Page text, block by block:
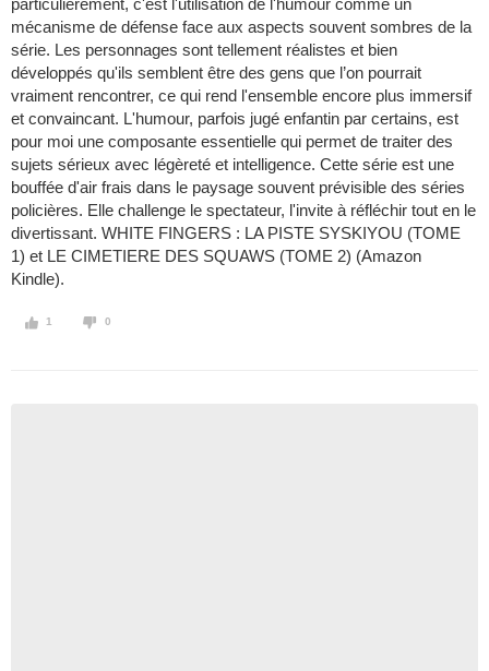
particulièrement, c'est l'utilisation de l'humour comme un
mécanisme de défense face aux aspects souvent sombres de la
série. Les personnages sont tellement réalistes et bien
développés qu'ils semblent être des gens que l’on pourrait
vraiment rencontrer, ce qui rend l'ensemble encore plus immersif
et convaincant. L'humour, parfois jugé enfantin par certains, est
pour moi une composante essentielle qui permet de traiter des
sujets sérieux avec légèreté et intelligence. Cette série est une
bouffée d'air frais dans le paysage souvent prévisible des séries
policières. Elle challenge le spectateur, l'invite à réfléchir tout en le
divertissant. WHITE FINGERS : LA PISTE SYSKIYOU (TOME
1) et LE CIMETIERE DES SQUAWS (TOME 2) (Amazon
Kindle).
1 0